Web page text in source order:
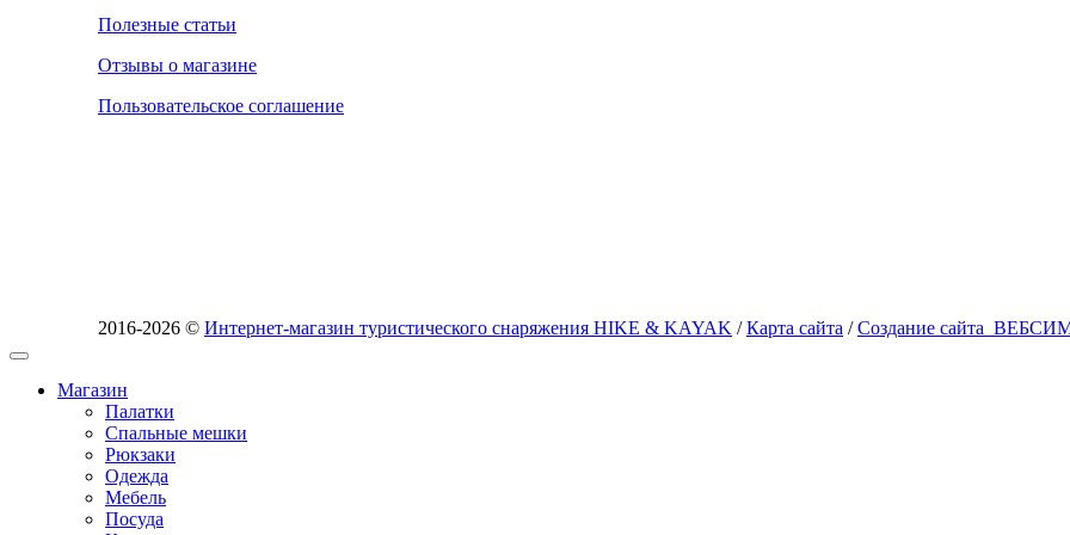
Полезные статьи
Отзывы о магазине
Пользовательское соглашение
2016-2026 © Интернет-магазин туристического снаряжения HIKE & KAYAK /Карта сайта /Создание сайта
Магазин
Палатки
Спальные мешки
Рюкзаки
Одежда
Мебель
Посуда